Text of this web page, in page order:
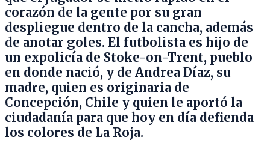
corazón de la gente por su gran
despliegue dentro de la cancha, además
de anotar goles. El futbolista es hijo de
un expolicía de Stoke-on-Trent, pueblo
en donde nació, y de Andrea Díaz, su
madre, quien es originaria de
Concepción, Chile y quien le aportó la
ciudadanía para que hoy en día defienda
los colores de La Roja.